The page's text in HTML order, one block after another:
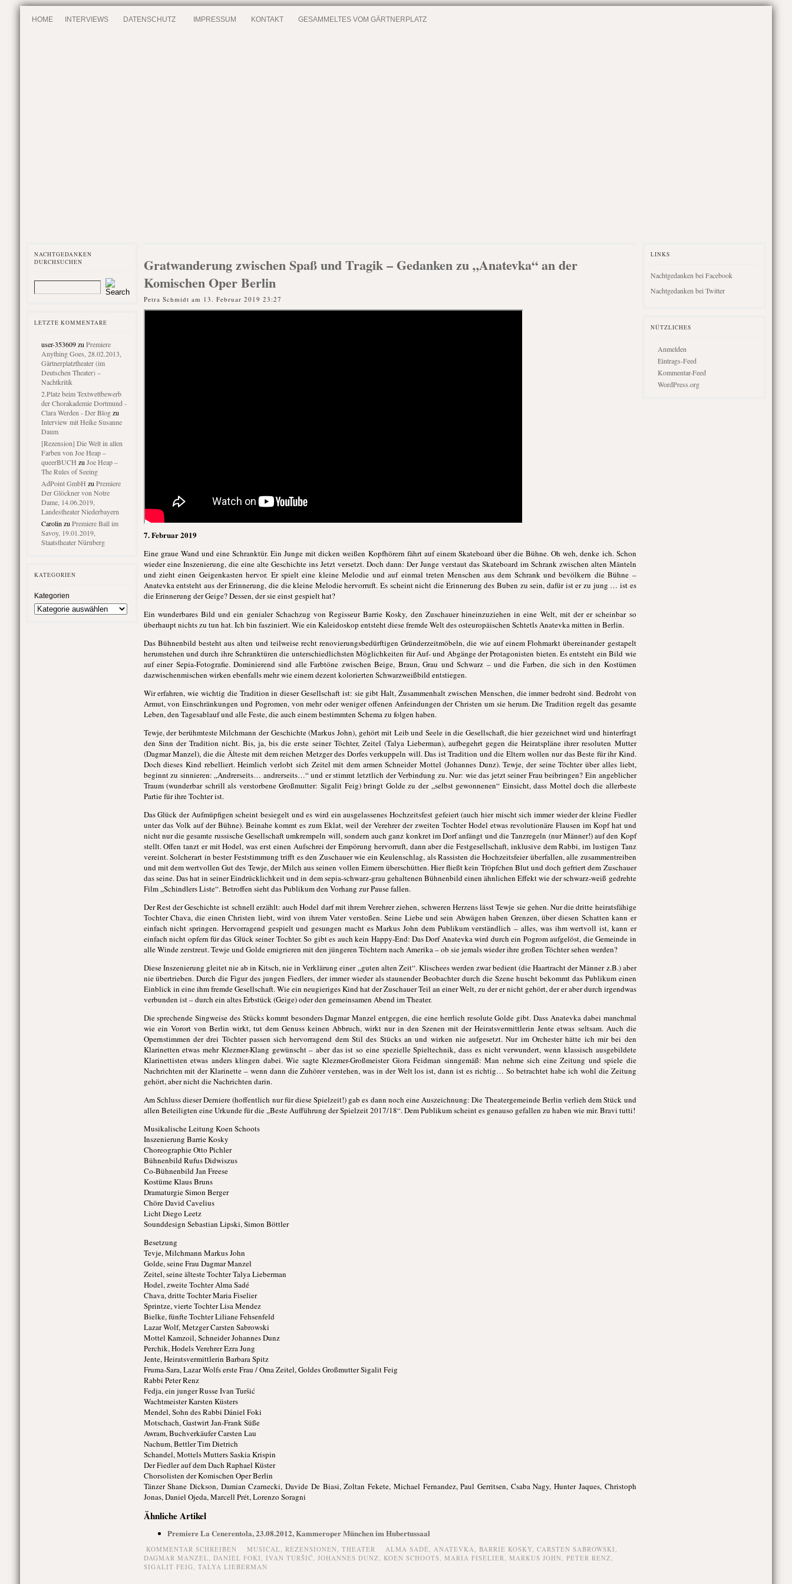
HOME INTERVIEWS DATENSCHUTZ IMPRESSUM KONTAKT GESAMMELTES VOM GÄRTNERPLATZ
NACHTGEDANKEN
DURCHSUCHEN
LETZTE KOMMENTARE
user-353609zu Premiere
Anything Goes, 28.02.2013,
Gärtnerplatztheater (im
Deutschen Theater) –
Nachtkritik
2.Platz beim Textwettbewerb
der Chorakademie Dortmund -
Clara Werden - Der Blogzu
Interview mit Heike Susanne
Daum
[Rezension] Die Welt in allen
Farben von Joe Heap –
queerBUCH zu Joe Heap –
The Rules of Seeing
AdPoint GmbH zu Premiere
Der Glöckner von Notre
Dame, 14.06.2019,
Landestheater Niederbayern
Carolin zu Premiere Ball im
Savoy, 19.01.2019,
Staatstheater Nürnberg
KATEGORIEN
Kategorien
Gratwanderung zwischen Spaß und Tragik – Gedanken zu „Anatevka“ an der
Komischen Oper Berlin
Petra Schmidt am 13. Februar 2019 23:27
7. Februar 2019
Eine graue Wand und eine Schranktür. Ein Junge mit dicken weißen Kopfhörern fährt auf einem Skateboard über die Bühne. Oh weh, denke ich. Schon
wieder eine Inszenierung, die eine alte Geschichte ins Jetzt versetzt. Doch dann: Der Junge verstaut das Skateboard im Schrank zwischen alten Mänteln
und zieht einen Geigenkasten hervor. Er spielt eine kleine Melodie und auf einmal treten Menschen aus dem Schrank und bevölkern die Bühne –
Anatevka entsteht aus der Erinnerung, die die kleine Melodie hervorruft. Es scheint nicht die Erinnerung des Buben zu sein, dafür ist er zu jung … ist es
die Erinnerung der Geige? Dessen, der sie einst gespielt hat?
Ein wunderbares Bild und ein genialer Schachzug von Regisseur Barrie Kosky, den Zuschauer hineinzuziehen in eine Welt, mit der er scheinbar so
überhaupt nichts zu tun hat. Ich bin fasziniert. Wie ein Kaleidoskop entsteht diese fremde Welt des osteuropäischen Schtetls Anatevka mitten in Berlin.
Das Bühnenbild besteht aus alten und teilweise recht renovierungsbedürftigen Gründerzeitmöbeln, die wie auf einem Flohmarkt übereinander gestapelt
herumstehen und durch ihre Schranktüren die unterschiedlichsten Möglichkeiten für Auf- und Abgänge der Protagonisten bieten. Es entsteht ein Bild wie
auf einer Sepia-Fotografie. Dominierend sind alle Farbtöne zwischen Beige, Braun, Grau und Schwarz – und die Farben, die sich in den Kostümen
dazwischenmischen wirken ebenfalls mehr wie einem dezent kolorierten Schwarzweißbild entstiegen.
Wir erfahren, wie wichtig die Tradition in dieser Gesellschaft ist: sie gibt Halt, Zusammenhalt zwischen Menschen, die immer bedroht sind. Bedroht von
Armut, von Einschränkungen und Pogromen, von mehr oder weniger offenen Anfeindungen der Christen um sie herum. Die Tradition regelt das gesamte
Leben, den Tagesablauf und alle Feste, die auch einem bestimmten Schema zu folgen haben.
Tewje, der berühmteste Milchmann der Geschichte (Markus John), gehört mit Leib und Seele in die Gesellschaft, die hier gezeichnet wird und hinterfragt
den Sinn der Tradition nicht. Bis, ja, bis die erste seiner Töchter, Zeitel (Talya Lieberman), aufbegehrt gegen die Heiratspläne ihrer resoluten Mutter
(Dagmar Manzel), die die Älteste mit dem reichen Metzger des Dorfes verkuppeln will. Das ist Tradition und die Eltern wollen nur das Beste für ihr Kind.
Doch dieses Kind rebelliert. Heimlich verlobt sich Zeitel mit dem armen Schneider Mottel (Johannes Dunz). Tewje, der seine Töchter über alles liebt,
beginnt zu sinnieren: „Andrerseits… andrerseits…“ und er stimmt letztlich der Verbindung zu. Nur: wie das jetzt seiner Frau beibringen? Ein angeblicher
Traum (wunderbar schrill als verstorbene Großmutter: Sigalit Feig) bringt Golde zu der „selbst gewonnenen“ Einsicht, dass Mottel doch die allerbeste
Partie für ihre Tochter ist.
Das Glück der Aufmüpfigen scheint besiegelt und es wird ein ausgelassenes Hochzeitsfest gefeiert (auch hier mischt sich immer wieder der kleine Fiedler
unter das Volk auf der Bühne). Beinahe kommt es zum Eklat, weil der Verehrer der zweiten Tochter Hodel etwas revolutionäre Flausen im Kopf hat und
nicht nur die gesamte russische Gesellschaft umkrempeln will, sondern auch ganz konkret im Dorf anfängt und die Tanzregeln (nur Männer!) auf den Kopf
stellt. Offen tanzt er mit Hodel, was erst einen Aufschrei der Empörung hervorruft, dann aber die Festgesellschaft, inklusive dem Rabbi, im lustigen Tanz
vereint. Solcherart in bester Feststimmung trifft es den Zuschauer wie ein Keulenschlag, als Rassisten die Hochzeitsfeier überfallen, alle zusammentreiben
und mit dem wertvollen Gut des Tewje, der Milch aus seinen vollen Eimern überschütten. Hier fließt kein Tröpfchen Blut und doch gefriert dem Zuschauer
das seine. Das hat in seiner Eindrücklichkeit und in dem sepia-schwarz-grau gehaltenen Bühnenbild einen ähnlichen Effekt wie der schwarz-weiß gedrehte
Film „Schindlers Liste“. Betroffen sieht das Publikum den Vorhang zur Pause fallen.
Der Rest der Geschichte ist schnell erzählt: auch Hodel darf mit ihrem Verehrer ziehen, schweren Herzens lässt Tewje sie gehen. Nur die dritte heiratsfähige
Tochter Chava, die einen Christen liebt, wird von ihrem Vater verstoßen. Seine Liebe und sein Abwägen haben Grenzen, über diesen Schatten kann er
einfach nicht springen. Hervorragend gespielt und gesungen macht es Markus John dem Publikum verständlich – alles, was ihm wertvoll ist, kann er
einfach nicht opfern für das Glück seiner Tochter. So gibt es auch kein Happy-End: Das Dorf Anatevka wird durch ein Pogrom aufgelöst, die Gemeinde in
alle Winde zerstreut. Tewje und Golde emigrieren mit den jüngeren Töchtern nach Amerika – ob sie jemals wieder ihre großen Töchter sehen werden?
Diese Inszenierung gleitet nie ab in Kitsch, nie in Verklärung einer „guten alten Zeit“. Klischees werden zwar bedient (die Haartracht der Männer z.B.) aber
nie übertrieben. Durch die Figur des jungen Fiedlers, der immer wieder als staunender Beobachter durch die Szene huscht bekommt das Publikum einen
Einblick in eine ihm fremde Gesellschaft. Wie ein neugieriges Kind hat der Zuschauer Teil an einer Welt, zu der er nicht gehört, der er aber durch irgendwas
verbunden ist – durch ein altes Erbstück (Geige) oder den gemeinsamen Abend im Theater.
Die sprechende Singweise des Stücks kommt besonders Dagmar Manzel entgegen, die eine herrlich resolute Golde gibt. Dass Anatevka dabei manchmal
wie ein Vorort von Berlin wirkt, tut dem Genuss keinen Abbruch, wirkt nur in den Szenen mit der Heiratsvermittlerin Jente etwas seltsam. Auch die
Opernstimmen der drei Töchter passen sich hervorragend dem Stil des Stücks an und wirken nie aufgesetzt. Nur im Orchester hätte ich mir bei den
Klarinetten etwas mehr Klezmer-Klang gewünscht – aber das ist so eine spezielle Spieltechnik, dass es nicht verwundert, wenn klassisch ausgebildete
Klarinettisten etwas anders klingen dabei. Wie sagte Klezmer-Großmeister Giora Feidman sinngemäß: Man nehme sich eine Zeitung und spiele die
Nachrichten mit der Klarinette – wenn dann die Zuhörer verstehen, was in der Welt los ist, dann ist es richtig… So betrachtet habe ich wohl die Zeitung
gehört, aber nicht die Nachrichten darin.
Am Schluss dieser Derniere (hoffentlich nur für diese Spielzeit!) gab es dann noch eine Auszeichnung: Die Theatergemeinde Berlin verlieh dem Stück und
allen Beteiligten eine Urkunde für die „Beste Aufführung der Spielzeit 2017/18“. Dem Publikum scheint es genauso gefallen zu haben wie mir. Bravi tutti!
Musikalische Leitung Koen Schoots
Inszenierung Barrie Kosky
Choreographie Otto Pichler
Bühnenbild Rufus Didwiszus
Co-Bühnenbild Jan Freese
Kostüme Klaus Bruns
Dramaturgie Simon Berger
Chöre David Cavelius
Licht Diego Leetz
Sounddesign Sebastian Lipski, Simon Böttler
Besetzung
Tevje, Milchmann Markus John
Golde, seine Frau Dagmar Manzel
Zeitel, seine älteste Tochter Talya Lieberman
Hodel, zweite Tochter Alma Sadé
Chava, dritte Tochter Maria Fiselier
Sprintze, vierte Tochter Lisa Mendez
Bielke, fünfte Tochter Liliane Fehsenfeld
Lazar Wolf, Metzger Carsten Sabrowski
Mottel Kamzoil, Schneider Johannes Dunz
Perchik, Hodels Verehrer Ezra Jung
Jente, Heiratsvermittlerin Barbara Spitz
Fruma-Sara, Lazar Wolfs erste Frau / Oma Zeitel, Goldes Großmutter Sigalit Feig
Rabbi Peter Renz
Fedja, ein junger Russe Ivan Turšić
Wachtmeister Karsten Küsters
Mendel, Sohn des Rabbi Dániel Foki
Motschach, Gastwirt Jan-Frank Süße
Awram, Buchverkäufer Carsten Lau
Nachum, Bettler Tim Dietrich
Schandel, Mottels Mutters Saskia Krispin
Der Fiedler auf dem Dach Raphael Küster
Chorsolisten der Komischen Oper Berlin
Tänzer Shane Dickson, Damian Czarnecki, Davide De Biasi, Zoltan Fekete, Michael Fernandez, Paul Gerritsen, Csaba Nagy, Hunter Jaques, Christoph
Jonas, Daniel Ojeda, Marcell Prét, Lorenzo Soragni
Ähnliche Artikel
Premiere La Cenerentola, 23.08.2012, Kammeroper München im Hubertussaal
KOMMENTAR SCHREIBEN MUSICAL, REZENSIONEN, THEATER ALMA SADÉ, ANATEVKA, BARRIE KOSKY, CARSTEN SABROWSKI,
DAGMAR MANZEL, DANIEL FOKI, IVAN TURŠIĆ, JOHANNES DUNZ, KOEN SCHOOTS, MARIA FISELIER, MARKUS JOHN, PETER RENZ,
SIGALIT FEIG, TALYA LIEBERMAN
LINKS
Nachtgedanken bei Facebook
Nachtgedanken bei Twitter
NÜTZLICHES
Anmelden
Eintrags-Feed
Kommentar-Feed
WordPress.org